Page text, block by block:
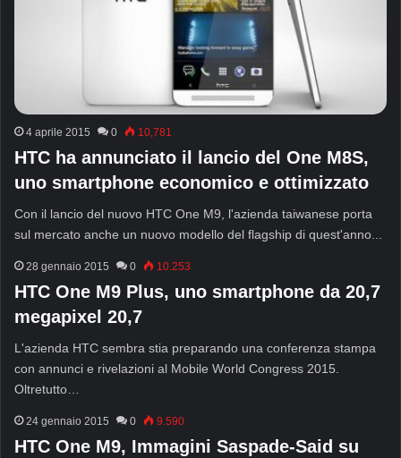
4 aprile 2015 0 10,781
HTC ha annunciato il lancio del One M8S,
uno smartphone economico e ottimizzato
Con il lancio del nuovo HTC One M9, l'azienda taiwanese porta
sul mercato anche un nuovo modello del flagship di quest'anno...
28 gennaio 2015 0 10.253
HTC One M9 Plus, uno smartphone da 20,7
megapixel 20,7
L'azienda HTC sembra stia preparando una conferenza stampa
con annunci e rivelazioni al Mobile World Congress 2015.
Oltretutto…
24 gennaio 2015 0 9.590
HTC One M9, Immagini Saspade-Said su